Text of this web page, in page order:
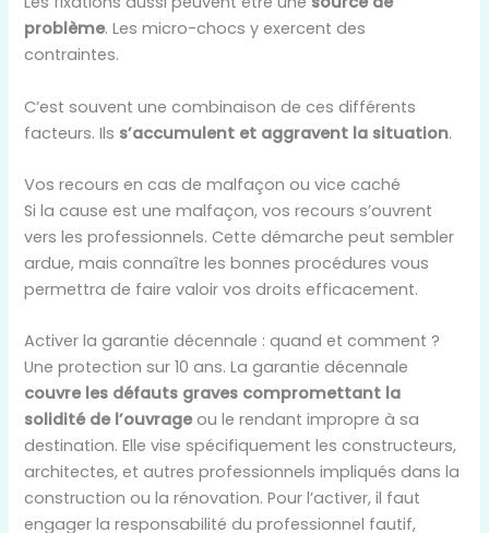
problème. Les micro-chocs y exercent des
contraintes.
C’est souvent une combinaison de ces différents
facteurs. Ils s’accumulent et aggravent la situation.
Vos recours en cas de malfaçon ou vice caché
Si la cause est une malfaçon, vos recours s’ouvrent
vers les professionnels. Cette démarche peut sembler
ardue, mais connaître les bonnes procédures vous
permettra de faire valoir vos droits efficacement.
Activer la garantie décennale : quand et comment ?
Une protection sur 10 ans. La garantie décennale
couvre les défauts graves compromettant la
solidité de l’ouvrageou le rendant impropre à sa
destination. Elle vise spécifiquement les constructeurs,
architectes, et autres professionnels impliqués dans la
construction ou la rénovation. Pour l’activer, il faut
engager la responsabilité du professionnel fautif,